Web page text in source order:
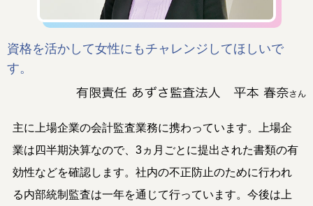
資格を活かして女性にもチャレンジしてほしいで
す。
主に上場企業の会計監査業務に携わっています。上場企
業は四半期決算なので、3ヵ月ごとに提出された書類の有
効性などを確認します。社内の不正防止のために行われ
る内部統制監査は一年を通じて行っています。今後は上